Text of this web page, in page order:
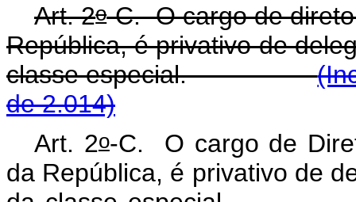
Art. 2o-C. O cargo de
República, é privativo de
classe especial.
de 2.014)
Art. 2o-C. O cargo de
da República, é privativo de